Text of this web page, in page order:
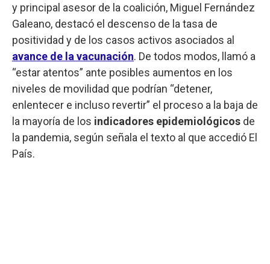
y principal asesor de la coalición, Miguel Fernández
Galeano, destacó el descenso de la tasa de
positividad y de los casos activos asociados al
avance de la vacunación. De todos modos, llamó a
“estar atentos” ante posibles aumentos en los
niveles de movilidad que podrían “detener,
enlentecer e incluso revertir” el proceso a la baja de
la mayoría de los indicadores epidemiológicos de
la pandemia, según señala el texto al que accedió El
País.